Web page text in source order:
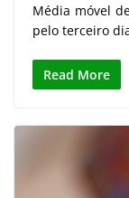
Média móvel
pelo terceiro
Read More